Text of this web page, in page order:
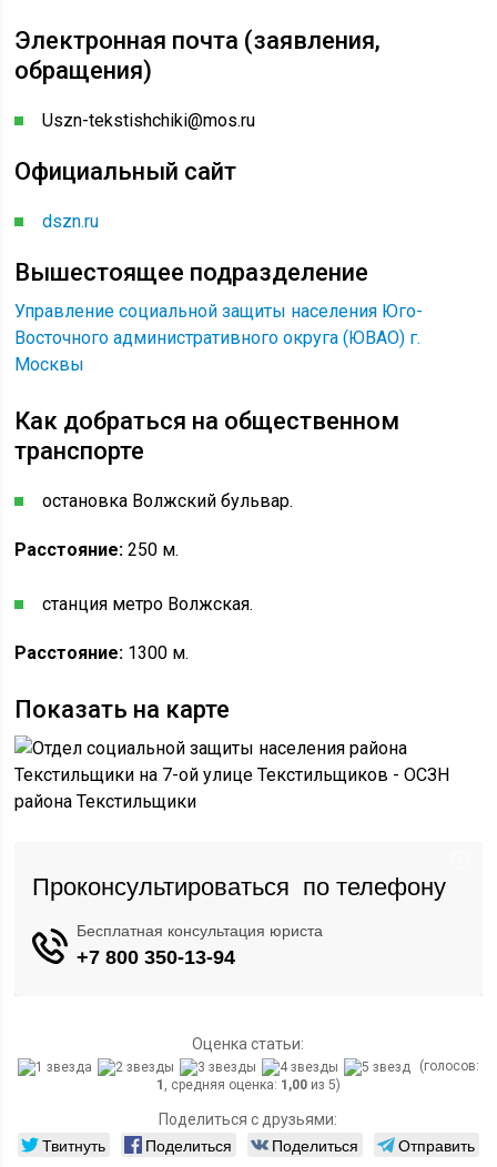
Электронная почта (заявления,
обращения)
Uszn-tekstishchiki@mos.ru
Официальный сайт
dszn.ru
Вышестоящее подразделение
Управление социальной защиты населения Юго-
Восточного административного округа (ЮВАО) г.
Москвы
Как добраться на общественном
транспорте
остановка Волжский бульвар.
Расстояние: 250 м.
станция метро Волжская.
Расстояние: 1300 м.
Показать на карте
Оценка статьи:
(голосов:
1 , средняя оценка: 1,00из 5)
Поделиться с друзьями:
Твитнуть Поделиться Поделиться
Отправить